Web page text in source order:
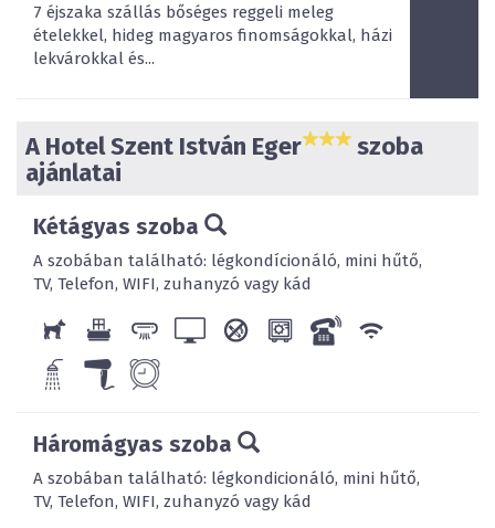
7 éjszaka szállás bőséges reggeli meleg
ételekkel, hideg magyaros finomságokkal, házi
lekvárokkal és...
A Hotel Szent István Eger
szoba
ajánlatai
Kétágyas szoba
A szobában található: légkondícionáló, mini hűtő,
TV, Telefon, WIFI, zuhanyzó vagy kád
Háromágyas szoba
A szobában található: légkondicionáló, mini hűtő,
TV, Telefon, WIFI, zuhanyzó vagy kád